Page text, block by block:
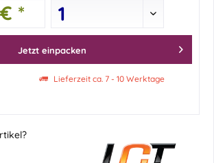
*
Jetzt einpacken
Lieferzeit ca. 7 - 10 Werktage